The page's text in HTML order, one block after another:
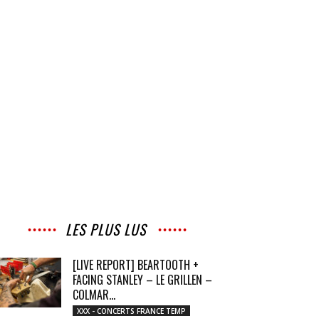
LES PLUS LUS
[LIVE REPORT] BEARTOOTH +
FACING STANLEY – LE GRILLEN –
COLMAR...
XXX - CONCERTS FRANCE TEMP